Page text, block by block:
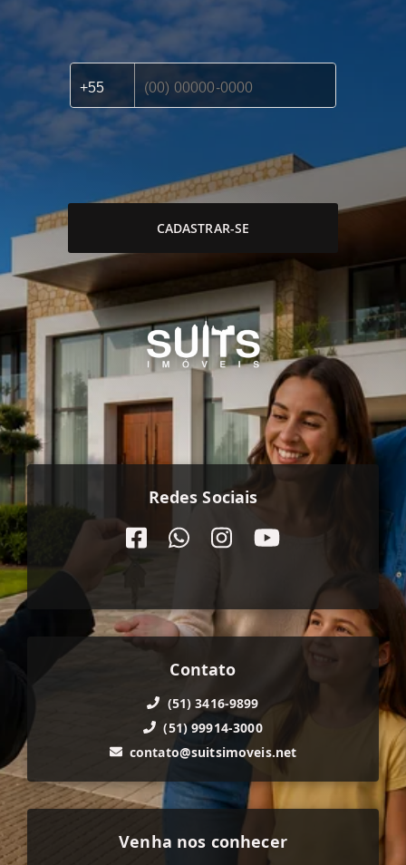
CADASTRAR-SE
Redes Sociais
Contato
(51) 3416-9899
(51) 99914-3000
contato@suitsimoveis.net
Venha nos conhecer